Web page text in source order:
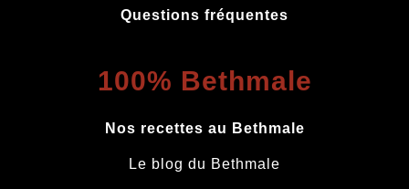
Questions fréquentes
100% Bethmale
Nos recettes au Bethmale
Le blog du Bethmale